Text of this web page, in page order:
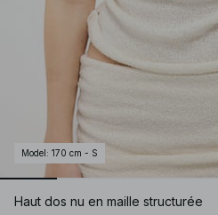
Model : 170 cm - S
Haut dos nu en maille structurée